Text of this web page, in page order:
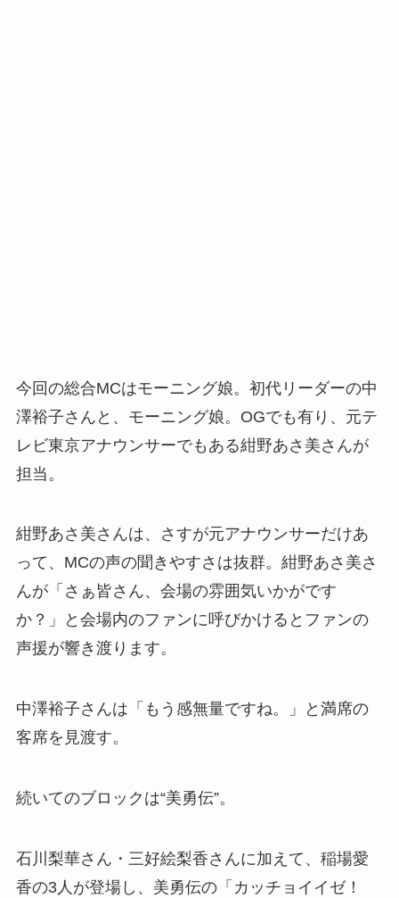
今回の総合MCはモーニング娘。初代リーダーの中
澤裕子さんと、モーニング娘。OGでも有り、元テ
レビ東京アナウンサーでもある紺野あさ美さんが
担当。
紺野あさ美さんは、さすが元アナウンサーだけあ
って、MCの声の聞きやすさは抜群。紺野あさ美さ
んが「さぁ皆さん、会場の雰囲気いかがです
か？」と会場内のファンに呼びかけるとファンの
声援が響き渡ります。
中澤裕子さんは「もう感無量ですね。」と満席の
客席を見渡す。
続いてのブロックは“美勇伝”。
石川梨華さん・三好絵梨香さんに加えて、稲場愛
香の3人が登場し、美勇伝の「カッチョイイゼ！